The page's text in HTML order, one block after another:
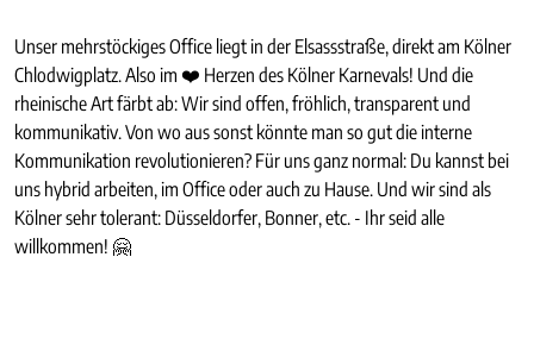
Unser mehrstöckiges Office liegt in der Elsassstraße, direkt am Kölner
Chlodwigplatz. Also im ❤️ Herzen des Kölner Karnevals! Und die
rheinische Art färbt ab: Wir sind offen, fröhlich, transparent und
kommunikativ. Von wo aus sonst könnte man so gut die interne
Kommunikation revolutionieren? Für uns ganz normal: Du kannst bei
uns hybrid arbeiten, im Office oder auch zu Hause. Und wir sind als
Kölner sehr tolerant: Düsseldorfer, Bonner, etc. - Ihr seid alle
willkommen! 🤗